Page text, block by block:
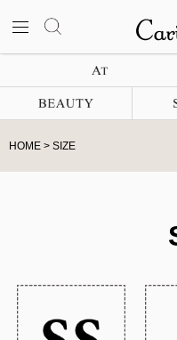
HOME SIZE